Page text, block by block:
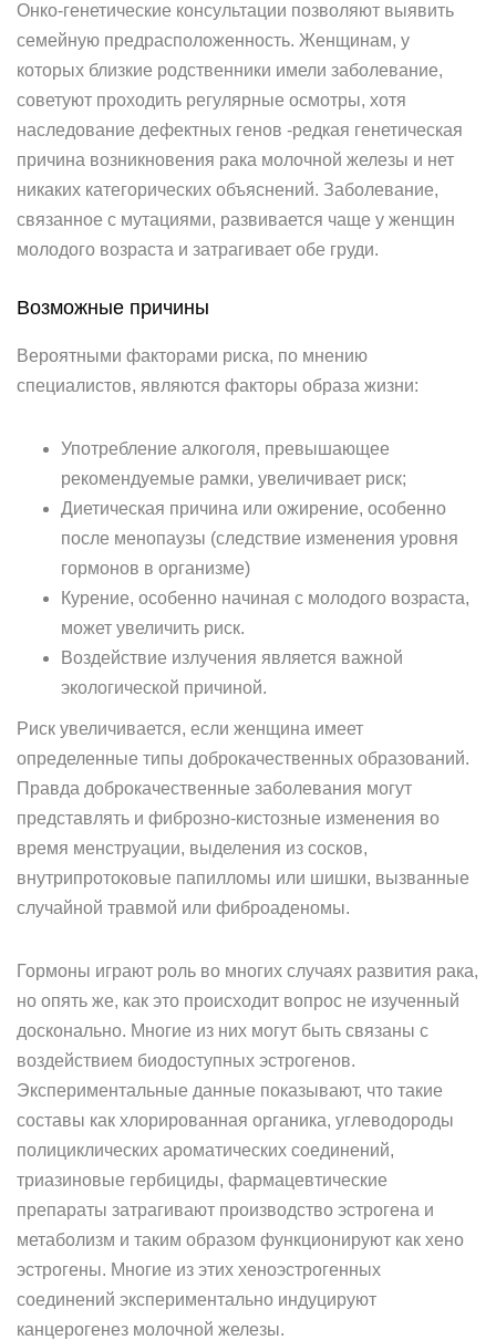
Онко-генетические консультации позволяют выявить
семейную предрасположенность. Женщинам, у
которых близкие родственники имели заболевание,
советуют проходить регулярные осмотры, хотя
наследование дефектных генов -редкая генетическая
причина возникновения рака молочной железы и нет
никаких категорических объяснений. Заболевание,
связанное с мутациями, развивается чаще у женщин
молодого возраста и затрагивает обе груди.
Возможные причины
Вероятными факторами риска, по мнению
специалистов, являются факторы образа жизни:
Употребление алкоголя, превышающее
рекомендуемые рамки, увеличивает риск;
Диетическая причина или ожирение, особенно
после менопаузы (следствие изменения уровня
гормонов в организме)
Курение, особенно начиная с молодого возраста,
может увеличить риск.
Воздействие излучения является важной
экологической причиной.
Риск увеличивается, если женщина имеет
определенные типы доброкачественных образований.
Правда доброкачественные заболевания могут
представлять и фиброзно-кистозные изменения во
время менструации, выделения из сосков,
внутрипротоковые папилломы или шишки, вызванные
случайной травмой или фиброаденомы.
Гормоны играют роль во многих случаях развития рака,
но опять же, как это происходит вопрос не изученный
досконально. Многие из них могут быть связаны с
воздействием биодоступных эстрогенов.
Экспериментальные данные показывают, что такие
составы как хлорированная органика, углеводороды
полициклических ароматических соединений,
триазиновые гербициды, фармацевтические
препараты затрагивают производство эстрогена и
метаболизм и таким образом функционируют как хено
эстрогены. Многие из этих хеноэстрогенных
соединений экспериментально индуцируют
канцерогенез молочной железы.